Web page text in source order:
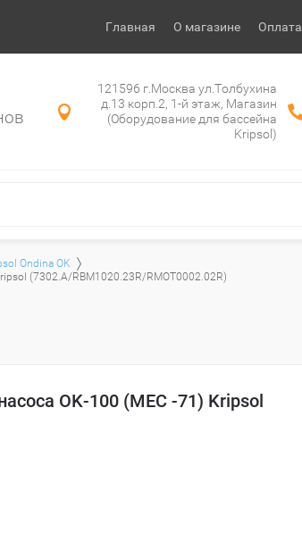
Главная О магазине Оплата
121596 г.Москва ул.Толбухина
д.13 корп.2, 1-й этаж, Магазин
(Оборудование для бассейна
Kripsol)
Ondina OK
(7302.A/RBM1020.23R/RMOT0002.02R)
OK-100 (МЕС -71) Kripsol